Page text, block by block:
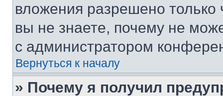
вложения разрешено
вы не знаете, почему не
с администратором
Вернуться к началу
» Почему я получил